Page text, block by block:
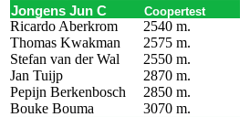
Jongens Jun C Coopertest
Ricardo Aberkrom
2540 m.
Thomas Kwakman
2575 m.
Stefan van der Wal
2550 m.
Jan Tuijp
2870 m.
Pepijn Berkenbosch
2850 m.
Bouke Bouma
3070 m.